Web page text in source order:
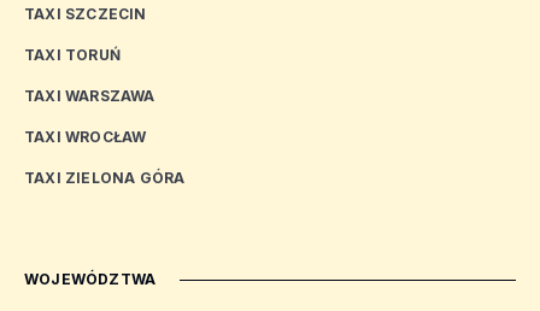
TAXI SZCZECIN
TAXI TORUŃ
TAXI WARSZAWA
TAXI WROCŁAW
TAXI ZIELONA GÓRA
WOJEWÓDZTWA